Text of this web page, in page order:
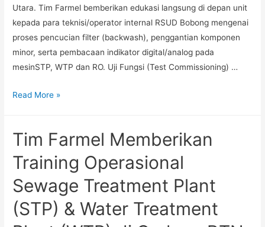
Utara. Tim Farmel bemberikan edukasi langsung di depan unit
kepada para teknisi/operator internal RSUD Bobong mengenai
proses pencucian filter (backwash), penggantian komponen
minor, serta pembacaan indikator digital/analog pada
mesinSTP, WTP dan RO. Uji Fungsi (Test Commissioning) …
Read More »
Tim Farmel Memberikan
Training Operasional
Sewage Treatment Plant
(STP) & Water Treatment